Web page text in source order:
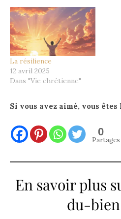
La résilience
12 avril 2025
Dans "Vie chrétienne"
Si vous avez aimé, vous
0
Partages
En savoir plus
du-